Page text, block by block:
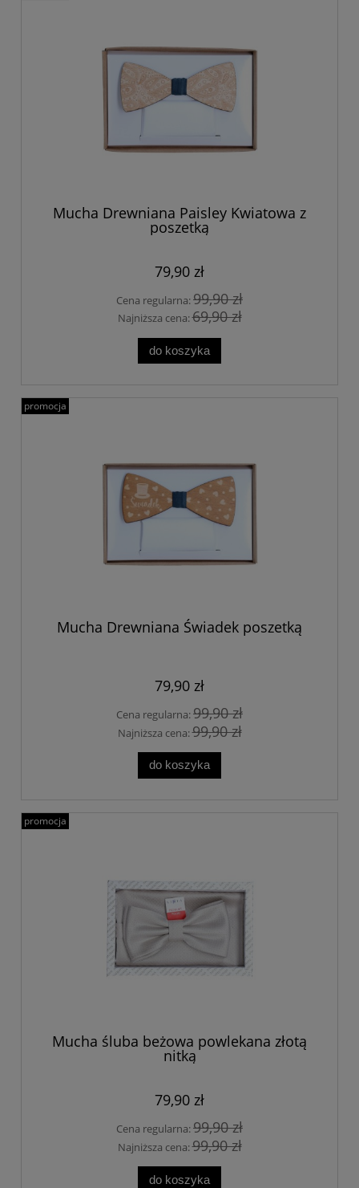
Mucha Drewniana Paisley Kwiatowa z
poszetką
79,90 zł
Cena regularna:99,90 zł
Najniższa cena:69,90 zł
do koszyka
Mucha Drewniana Świadek poszetką
79,90 zł
Cena regularna:99,90 zł
Najniższa cena:99,90 zł
do koszyka
promocja
Mucha śluba beżowa powlekana złotą
nitką
79,90 zł
Cena regularna:99,90 zł
Najniższa cena:99,90 zł
do koszyka
promocja